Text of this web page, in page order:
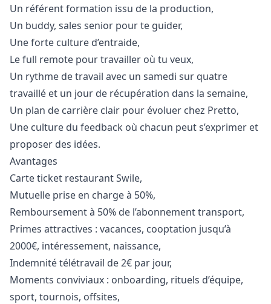
Un référent formation issu de la production,
Un buddy, sales senior pour te guider,
Une forte culture d’entraide,
Le full remote pour travailler où tu veux,
Un rythme de travail avec un samedi sur quatre
travaillé et un jour de récupération dans la semaine,
Un plan de carrière clair pour évoluer chez Pretto,
Une culture du feedback où chacun peut s’exprimer et
proposer des idées.
Avantages
Carte ticket restaurant Swile,
Mutuelle prise en charge à 50%,
Remboursement à 50% de l’abonnement transport,
Primes attractives : vacances, cooptation jusqu’à
2000€, intéressement, naissance,
Indemnité télétravail de 2€ par jour,
Moments conviviaux : onboarding, rituels d’équipe,
sport, tournois, offsites,